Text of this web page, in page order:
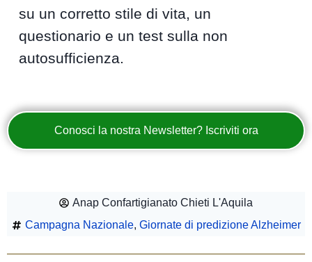
su un corretto stile di vita, un
questionario e un test sulla non
autosufficienza.
Conosci la nostra Newsletter? Iscriviti ora
Anap Confartigianato Chieti L'Aquila
Campagna Nazionale, Giornate di predizione Alzheimer